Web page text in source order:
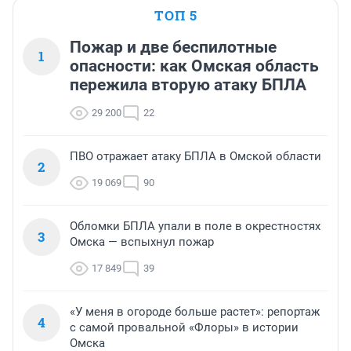
ТОП 5
1
Пожар и две беспилотные
опасности: как Омская область
пережила вторую атаку БПЛА
29 200 22
2
ПВО отражает атаку БПЛА в Омской области
19 069 90
3
Обломки БПЛА упали в поле в окрестностях
Омска — вспыхнул пожар
17 849 39
4
«У меня в огороде больше растет»: репортаж
с самой провальной «Флоры» в истории
Омска